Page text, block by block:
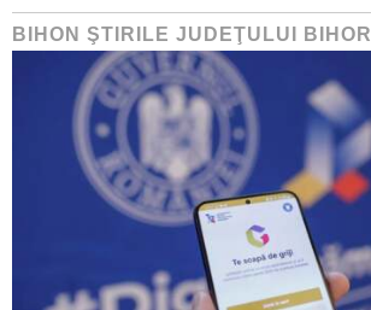
BIHON ŞTIRILE JUDEŢULUI BIHOR